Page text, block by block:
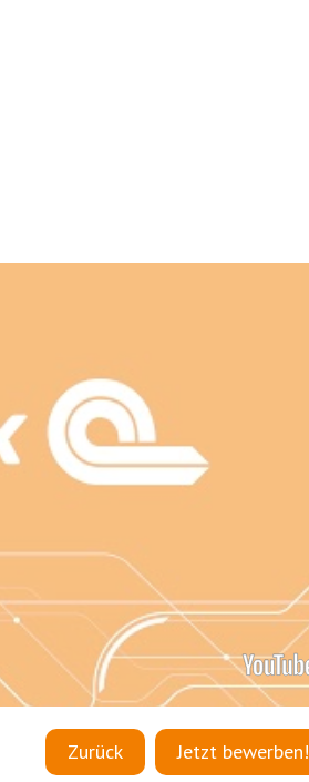
Zurück Jetzt bewerben!